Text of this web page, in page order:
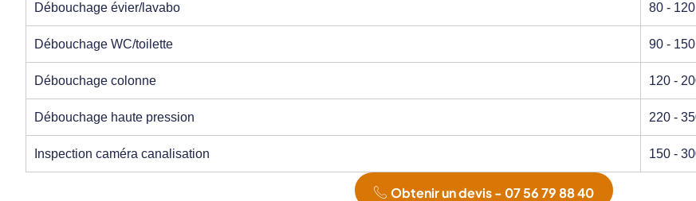
Débouchage évier/lavabo 80 -
Débouchage WC/toilette 90 -
Débouchage colonne 120 -
Débouchage haute pression 220 -
Inspection caméra canalisation 150 -
Obtenir un devis - 07 56 79 88 40